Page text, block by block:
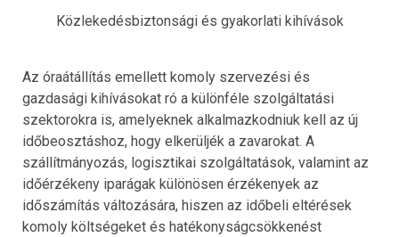
Közlekedésbiztonsági és gyakorlati kihívások
Az óraátállítás emellett komoly szervezési és
gazdasági kihívásokat ró a különféle szolgáltatási
szektorokra is, amelyeknek alkalmazkodniuk kell az új
időbeosztáshoz, hogy elkerüljék a zavarokat. A
szállítmányozás, logisztikai szolgáltatások, valamint az
időérzékeny iparágak különösen érzékenyek az
időszámítás változására, hiszen az időbeli eltérések
komoly költségeket és hatékonyságcsökkenést